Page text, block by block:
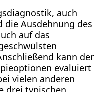
auch
Ausdehnung des
auf das
kann der
evaluiert
vielen anderen